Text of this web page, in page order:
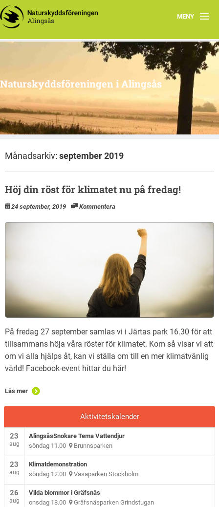
MENY
Aktuellt
Program 2026
Grupper
Samarbetsprojekt
Om oss
Naturskyddsföreningen i Alingsås
Månadsarkiv: september 2019
Höj din röst för klimatet nu på fredag!
24 september, 2019 Kommentera
På fredag 27 september samlas vi i Järtas park 16.30 för att
tillsammans höja våra röster för klimatet. Kom så visar vi att
om vi alla hjälps åt, kan vi ställa om till en mer klimatvänlig
värld! Facebook-event hittar du här!
Läs mer
Aktivitetskalender
23
aug
AlingsåsSnokare Tema Vattendjur
söndag 11.00 Brunnsparken
23
aug
Klimatdemonstration
söndag 12.00 Vasaparken Stockholm
26
aug
Vilda blommor i Gräfsnäs
onsdag 18.00 Gräfsnäsparken Grindstugan